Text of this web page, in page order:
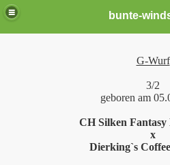
bunte-
G-Wurf
3/2
geboren am
CH Silken Fantasy
x
Dierking`s